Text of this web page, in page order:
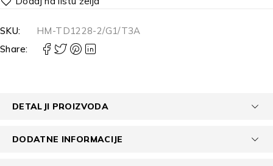
SKU:
HM-TD1228-2/G1/T3A
Share:
DETALJI PROIZVODA
DODATNE INFORMACIJE